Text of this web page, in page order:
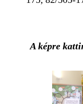
A képre